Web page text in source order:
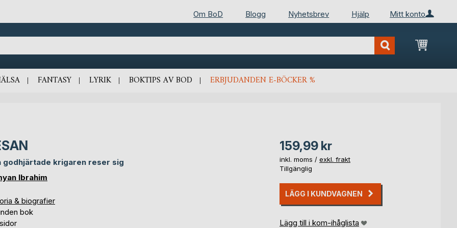
Mitt konto
Om BoD Blogg Nyhetsbrev Hjälp
Min
FANTASY LYRIK BOKTIPS AV BOD ERBJUDANDEN E-BÖCKER %
godhjärtade krigaren reser sig
Ibrahim
& biografier
bok
159,99 kr
inkl. moms / exkl. frakt
Tillgänglig
LÄGG I KUNDVAGNEN
Lägg till i kom-ihåglista